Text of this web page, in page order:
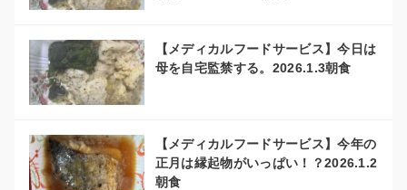
【メディカルフードサービス】今日は
母を自宅監禁する。2026.1.3朝食
【メディカルフードサービス】今年の
正月は縁起物がいっぱい！？2026.1.2
朝食